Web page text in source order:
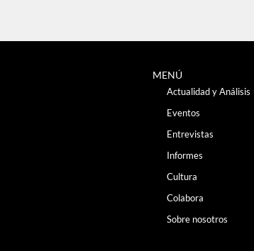
MENÚ
Actualidad y Análisis
Eventos
Entrevistas
Informes
Cultura
Colabora
Sobre nosotros